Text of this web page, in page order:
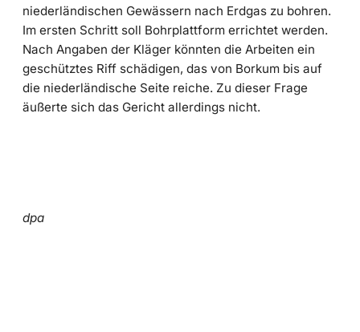
niederländischen Gewässern nach Erdgas zu bohren.
Im ersten Schritt soll Bohrplattform errichtet werden.
Nach Angaben der Kläger könnten die Arbeiten ein
geschütztes Riff schädigen, das von Borkum bis auf
die niederländische Seite reiche. Zu dieser Frage
äußerte sich das Gericht allerdings nicht.
dpa